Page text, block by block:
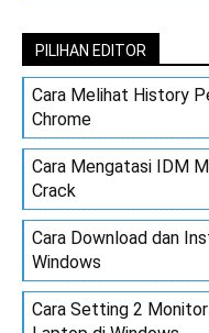
PILIHAN EDITOR
Cara Melihat History
Chrome
Cara Mengatasi IDM
Crack
Cara Download dan
Windows
Cara Setting 2